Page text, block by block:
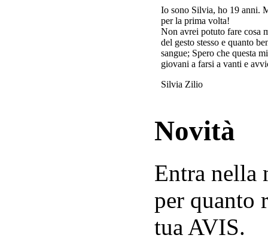
Io sono Silvia, ho 19 anni.
per la prima volta!
Non avrei potuto fare cosa
del gesto stesso e quanto
sangue; Spero che questa
giovani a farsi a vanti e
Silvia Zilio
Novità
Entra nella
per quanto
tua AVIS.